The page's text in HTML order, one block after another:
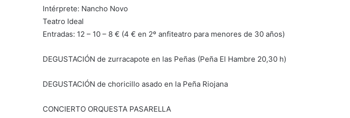
Intérprete: Nancho Novo
Teatro Ideal
Entradas: 12 – 10 – 8 € (4 € en 2º anfiteatro para menores de 30 años)
DEGUSTACIÓN de zurracapote en las Peñas (Peña El Hambre 20,30 h)
DEGUSTACIÓN de choricillo asado en la Peña Riojana
CONCIERTO ORQUESTA PASARELLA